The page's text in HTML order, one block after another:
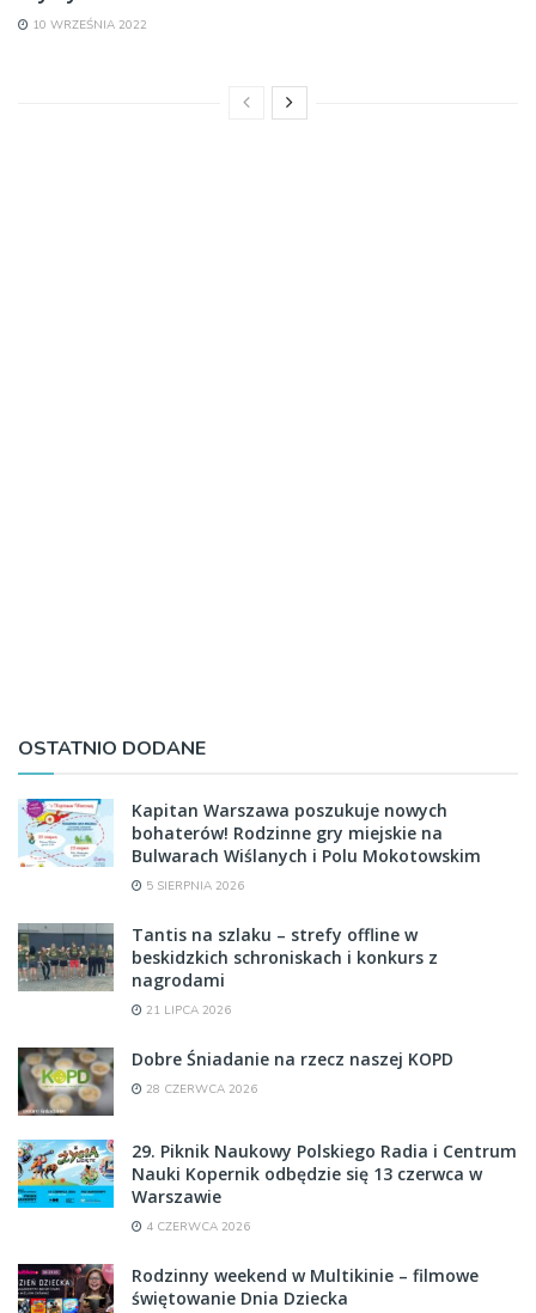
10 WRZEŚNIA 2022
OSTATNIO DODANE
Kapitan Warszawa poszukuje nowych
bohaterów! Rodzinne gry miejskie na
Bulwarach Wiślanych i Polu Mokotowskim
5 SIERPNIA 2026
Tantis na szlaku – strefy offline w
beskidzkich schroniskach i konkurs z
nagrodami
21 LIPCA 2026
Dobre Śniadanie na rzecz naszej KOPD
28 CZERWCA 2026
29. Piknik Naukowy Polskiego Radia i Centrum
Nauki Kopernik odbędzie się 13 czerwca w
Warszawie
4 CZERWCA 2026
Rodzinny weekend w Multikinie – filmowe
świętowanie Dnia Dziecka